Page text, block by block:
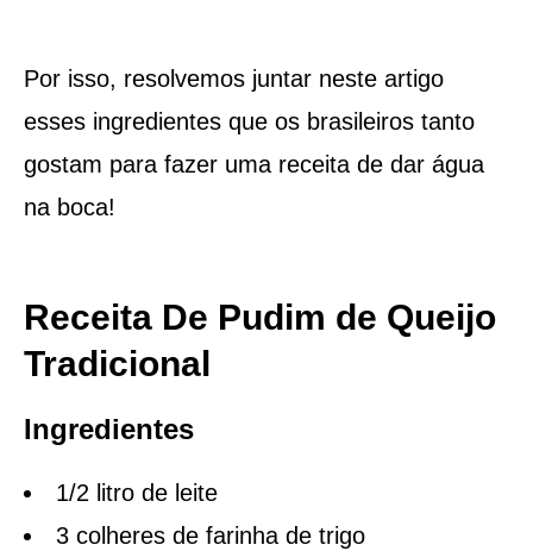
Por isso, resolvemos juntar neste artigo
esses ingredientes que os brasileiros tanto
gostam para fazer uma receita de dar água
na boca!
Receita De Pudim de Queijo
Tradicional
Ingredientes
1/2 litro de leite
3 colheres de farinha de trigo